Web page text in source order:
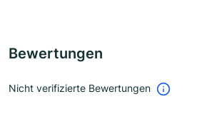
Bewertungen
Nicht verifizierte Bewertungen